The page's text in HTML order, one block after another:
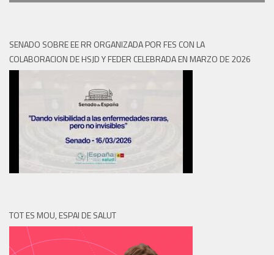
SENADO SOBRE EE RR ORGANIZADA POR FES CON LA
COLABORACION DE HSJD Y FEDER CELEBRADA EN MARZO DE 2026
TOT ES MOU, ESPAI DE SALUT